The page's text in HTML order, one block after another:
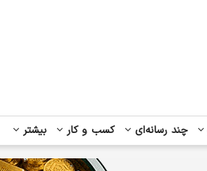
چند رسانه‌ای کسب و کار بیشتر